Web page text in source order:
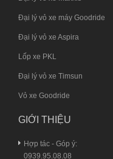
Đại lý vỏ xe máy Goodride
Đại lý vỏ xe Aspira
Lốp xe PKL
Đại lý vỏ xe Timsun
Vỏ xe Goodride
GIỚI THIỆU
Hợp tác - Góp ý:
0939.95.08.08